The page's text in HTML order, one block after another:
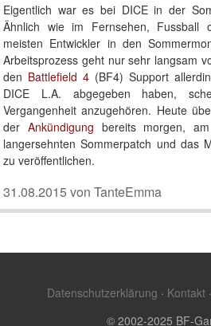
Eigentlich war es bei DICE in der
Ähnlich wie im Fernsehen, Fussball
meisten Entwickler in den
Arbeitsprozess geht nur sehr langsam
den Battlefield 4 (BF4) Support
DICE L.A. abgegeben haben,
Vergangenheit anzugehören. Heute
der Ankündigung bereits morgen,
langersehnten Sommerpatch und das
zu veröffentlichen.
31.08.2015 von TanteEmma
Datenschutzerklärung · Kontakt ·
© 2002-2025 BF-